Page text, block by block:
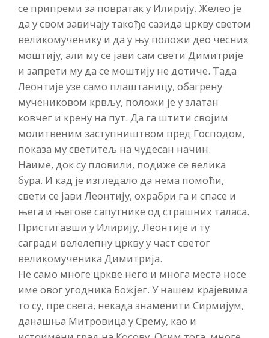
се припреми за повратак у Илирију. Желео је
да у свом завичају такође сазида цркву светом
великомученику и да у њу положи део чесних
моштију, али му се јави сам свети Димитрије
и запрети му да се моштију не дотиче. Тада
Леонтије узе само плаштаницу, обагрену
мучениковом крвљу, положи је у златан
ковчег и крену на пут. Да га штити својим
молитвеним заступништвом пред Господом,
показа му светитељ на чудесан начин.
Наиме, док су пловили, подиже се велика
бура. И кад је изгледало да нема помоћи,
свети се јави Леонтију, охрабри га и спасе и
њега и његове сапутнике од страшних таласа.
Пристигавши у Илирију, Леонтије и ту
сагради велелепну цркву у част светог
великомученика Димитрија.
Не само многе цркве него и многа места носе
име овог угодника Божјег. У нашем крајевима
то су, пре свега, некада знаменити Сирмијум,
данашња Митровица у Срему, као и